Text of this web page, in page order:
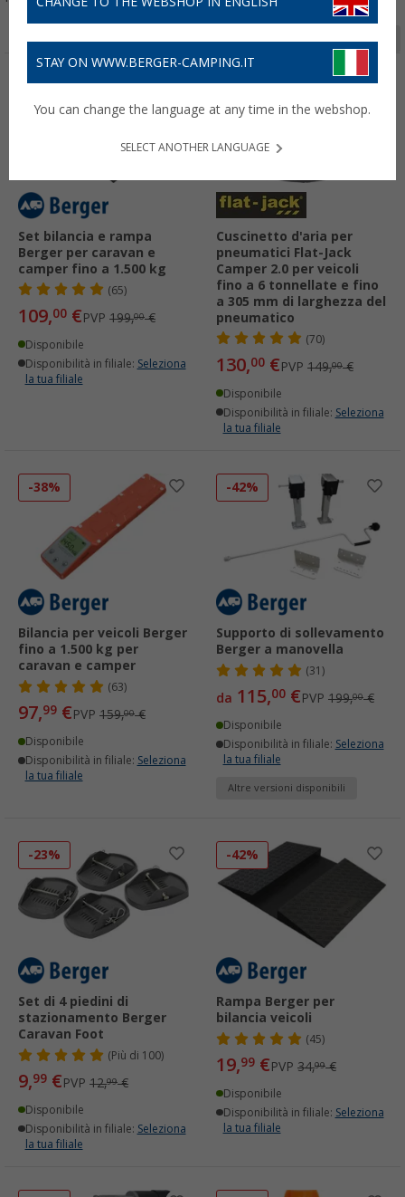
Pagina 1 da 11
Set bilancia e rampa
Berger per caravan e
camper fino a 1.500 kg
(65)
109,00 €PVP 199,00€
Disponibile
Disponibilità in filiale: Seleziona
la tua filiale
Cuscinetto d'aria per
pneumatici Flat-Jack
Camper 2.0 per veicoli
fino a 6 tonnellate e fino
a 305 mm di larghezza del
pneumatico
(70)
130,00 €PVP 149,00€
Disponibile
Disponibilità in filiale: Seleziona
la tua filiale
-38%
Bilancia per veicoli Berger
fino a 1.500 kg per
caravan e camper
(63)
97,99 €PVP 159,00€
Disponibile
Disponibilità in filiale: Seleziona
la tua filiale
-42%
Supporto di sollevamento
Berger a manovella
(31)
da 115,00 €PVP 199,00€
Disponibile
Disponibilità in filiale: Seleziona
la tua filiale
Altre versioni disponibili
-23%
Set di 4 piedini di
stazionamento Berger
Caravan Foot
( Più di 100)
9,99 €PVP 12,99€
Disponibile
Disponibilità in filiale: Seleziona
la tua filiale
-42%
Rampa Berger per
bilancia veicoli
(45)
19,99 €PVP 34,99€
Disponibile
Disponibilità in filiale: Seleziona
la tua filiale
STAY ON WWW.BERGER-CAMPING.IT
You can change the language at any time in the webshop.
SELECT ANOTHER LANGUAGE